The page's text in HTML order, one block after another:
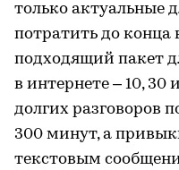
только актуальные
потратить до конца
подходящий пакет
в интернете – 10, 30
долгих разговоров
300 минут, а
текстовым